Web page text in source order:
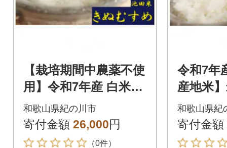
【栽培期間中農薬不使
用】令和7年産 白米10
kg(10kg×1袋入)紀の
川市産(池田米)きぬむ
すめ
和歌山県紀の川市
寄付金額 26,000円
（0件）
令和7年
産地米
すめ 白
袋入)品
和歌山県紀
寄付金額